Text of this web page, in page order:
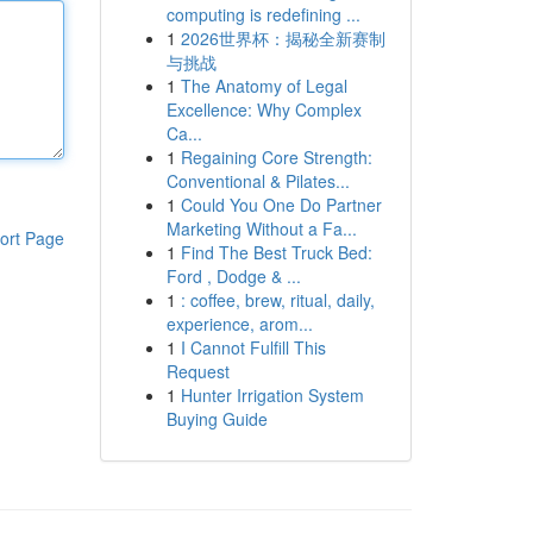
Page
computing is redefining ...
1 2026世界杯：揭秘全新赛制
与挑战
1 The Anatomy of Legal
Excellence: Why Complex
Ca...
1 Regaining Core Strength:
Conventional & Pilates...
1 Could You One Do Partner
Marketing Without a Fa...
1 Find The Best Truck Bed:
Ford , Dodge & ...
1 : coffee, brew, ritual, daily,
experience, arom...
1 I Cannot Fulfill This
Request
1 Hunter Irrigation System
Buying Guide